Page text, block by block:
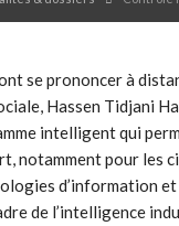
se prononcer à
Hassen Tidjani
intelligent qui
notamment pour les
d’information
de l’intelligence